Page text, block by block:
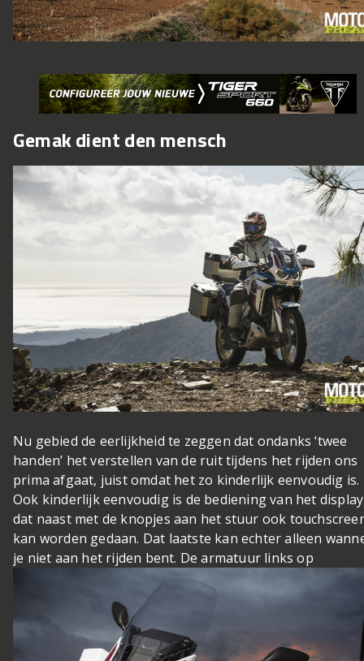
Gemak dient den mensch
Nu gebied de eerlijkheid te zeggen dat ondanks ‘twee
handen’ het verstellen van de ruit tijdens het rijden ons
prima afgaat, juist omdat het zo kinderlijk eenvoudig is.
Ook kinderlijk eenvoudig is de bediening van het
dat naast met de knopjes aan het stuur ook
kan worden gedaan. Dat laatste kan echter alleen
je niet aan het rijden bent. De armatuur links op